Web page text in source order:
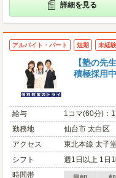
詳細を見る
アルバイト・パート 短期 未経
【塾の先
積極採用
給与
1コマ(60分)：
勤務地
仙台市 太白区
アクセス
東北本線 太子
シフト
週1日以上 1日
時間帯